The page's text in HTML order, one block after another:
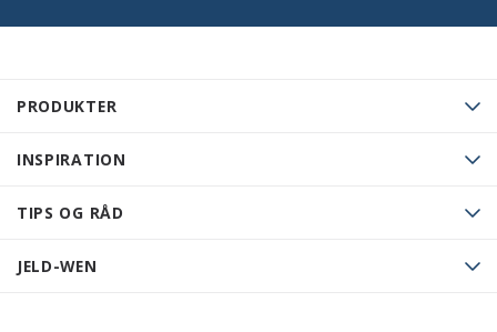
PRODUKTER
INSPIRATION
TIPS OG RÅD
JELD-WEN